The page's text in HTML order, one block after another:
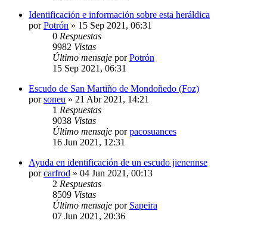
Identificación e información sobre esta heráldica
porPotrón » 15 Sep 2021, 06:31
0 Respuestas
9982 Vistas
Último mensaje porPotrón
15 Sep 2021, 06:31
Escudo de San Martiño de Mondoñedo (Foz)
porsoneu » 21 Abr 2021, 14:21
1 Respuestas
9038 Vistas
Último mensaje porpacosuances
16 Jun 2021, 12:31
Ayuda en identificación de un escudo jienennse
porcarfrod » 04 Jun 2021, 00:13
2 Respuestas
8509 Vistas
Último mensaje por Sapeira
07 Jun 2021, 20:36